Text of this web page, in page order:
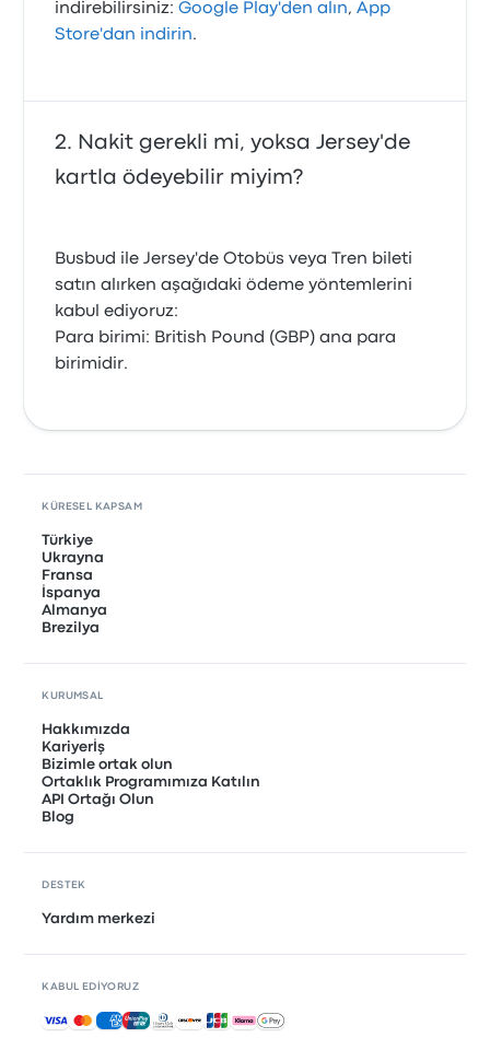
indirebilirsiniz:Google Play'den alın,App
Store'dan indirin.
Nakit gerekli mi, yoksa Jersey'de
kartla ödeyebilir miyim?
Busbud ile Jersey'de Otobüs veya Tren bileti
satın alırken aşağıdaki ödeme yöntemlerini
kabul ediyoruz:
Para birimi: British Pound (GBP) ana para
birimidir.
KÜRESEL KAPSAM
Türkiye
Ukrayna
Fransa
İspanya
Almanya
Brezilya
KURUMSAL
Hakkımızda
Kariyerİş
Bizimle ortak olun
Ortaklık Programımıza Katılın
API Ortağı Olun
Blog
DESTEK
Yardım merkezi
KABUL EDIYORUZ
Kabul edilen ödemeler